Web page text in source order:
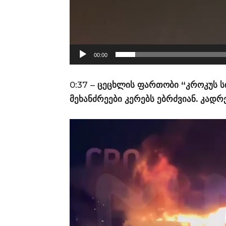
ლ
00:00
0:37 – ცეცხლის ფართობი “კროკუს
მეხანძრეები კერებს ებრძვიან.